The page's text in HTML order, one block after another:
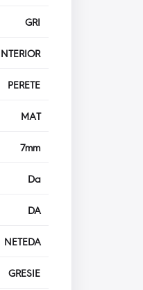
GRI
PERETE
MAT
7mm
Da
DA
NETEDA
GRESIE